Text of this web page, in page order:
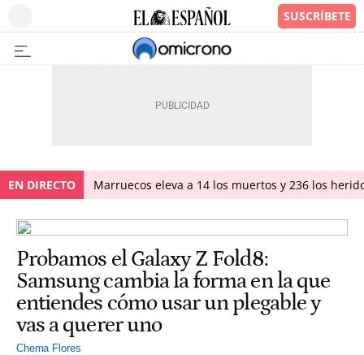
EN DIRECTO Marruecos eleva a 14 los muertos y 236 los
Probamos el Galaxy Z Fold8:
Samsung cambia la forma en la que
entiendes cómo usar un plegable y
vas a querer uno
Chema Flores